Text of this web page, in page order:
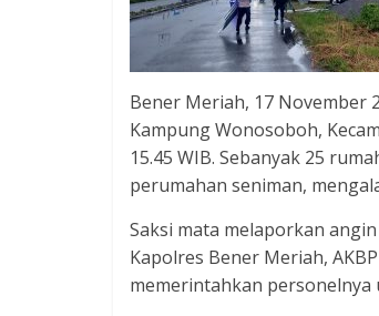
Bener Meriah, 17 November
Kampung Wonosoboh,
15.45 WIB. Sebanyak 25
perumahan seniman,
Saksi mata melaporkan
Kapolres Bener Meriah,
memerintahkan